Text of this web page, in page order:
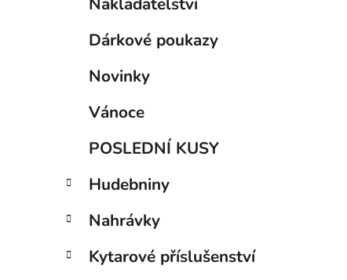
kategorie
Dárkové poukazy
Novinky
Vánoce
POSLEDNÍ KUSY
Hudebniny
Nahrávky
Kytarové příslušenství